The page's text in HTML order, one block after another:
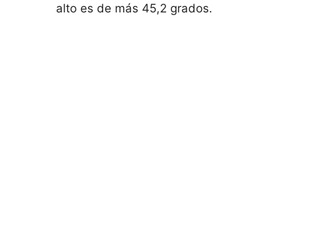
alto es de más 45,2 grados.